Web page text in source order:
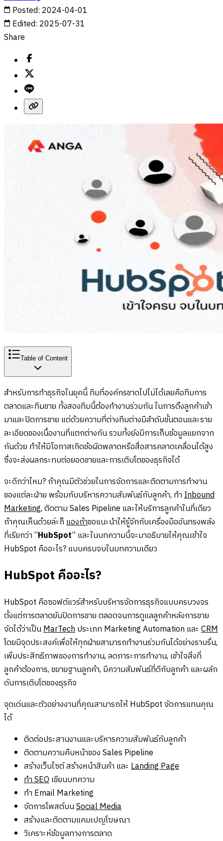
Posted: 2024-04-01
Edited: 2025-07-31
Share
Table of Content
สำหรับการทำธุรกิจในยุคนี้ ทีมที่องค์กรขาดไปไม่ได้เลยคือทีมการ
ตลาดและทีมขาย ทั้งสองทีมนี้ต้องทำงานร่วมกัน ในการดึงลูกค้าเข้า
มาและปิดการขาย แต่ด้วยความที่ต่างทีมต่างมีลำดับขั้นตอนและราย
ละเอียดของเนื้องานที่แตกต่างกัน รวมทั้งยังมีการเก็บข้อมูลแยกจาก
กันด้วย ทำให้มีโอกาสเกิดข้อผิดพลาดหรือสื่อสารคลาดเคลื่อนได้สูง
ซึ่งจะส่งผลกระทบต่อยอดขายและการเติบโตของธุรกิจได้
จะดีกว่าไหม? ถ้าคุณมีตัวช่วยในการจัดการและติดตามการทำงาน
ของแต่ละฝ่าย พร้อมกับบริหารความสัมพันธ์กับลูกค้า, ทำInbound
Marketing, ติดตาม Sales Pipeline และให้บริการลูกค้าในที่เดียว
ถ้าคุณเห็นด้วยล่ะก็แองก้าขอแนะนำให้รู้จักกับเครื่องมืออันทรงพลัง
ที่เรียกว่า “HubSpot” และในบทความนี้จะมาอธิบายให้คุณเข้าใจ
HubSpot คืออะไร? แบบครบจบในบทความเดียว
HubSpot คืออะไร?
HubSpot คือซอฟต์แวร์สำหรับบริหารจัดการธุรกิจแบบครบวงจร
ตั้งแต่การตลาดยันปิดการขาย ตลอดจนการดูแลลูกค้าหลังการขาย
จัดได้ว่าเป็นMarTechประเภท Marketing Automation และ CRM
โดยมีจุดประสงค์เพื่อให้ทุกฝ่ายสามารถทำงานร่วมกันได้อย่างราบรื่น,
เพิ่มประสิทธิภาพของการทำงาน, ลดภาระการทำงาน, เข้าใจสิ่งที่
ลูกค้าต้องการ, ขยายฐานลูกค้า, มีความสัมพันธ์ที่ดีกับลูกค้า และผลัก
ดันการเติบโตของธุรกิจ
จุดเด่นและตัวอย่างงานที่คุณสามารถให้ HubSpot จัดการแทนคุณ
ได้
ติดต่อประสานงานและบริหารความสัมพันธ์กับลูกค้า
ติดตามความคืบหน้าของ Sales Pipeline
สร้างเว็บไซต์ สร้างหน้าสินค้า และ Landing Page
ทำ SEOเขียนบทความ
ทำ Email Marketing
จัดการโพสต์บนSocial Media
สร้างและติดตามแคมเปญโฆษณา
วิเคราะห์ข้อมูลทางการตลาด